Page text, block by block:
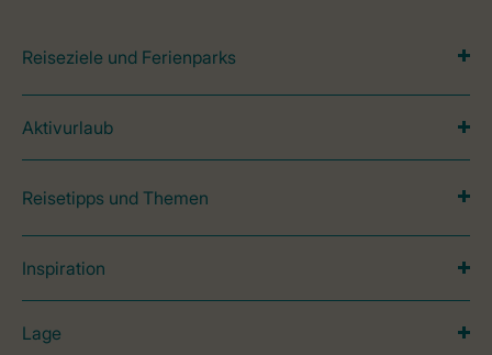
Reiseziele und Ferienparks
Aktivurlaub
Reisetipps und Themen
Inspiration
Lage